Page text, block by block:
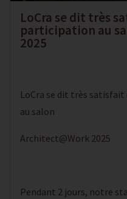
LoCra se dit très
participation au
2025
LoCra se dit très
au salon
Architect@Work 2025
Pendant 2 jours, notre